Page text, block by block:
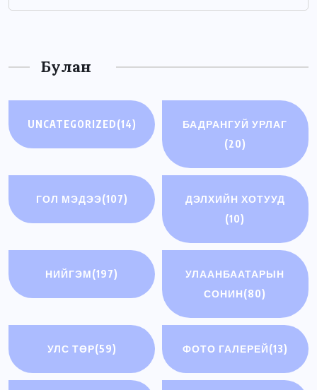
Булан
UNCATEGORIZED(14)
БАДРАНГУЙ УРЛАГ
(20)
ГОЛ МЭДЭЭ(107)
ДЭЛХИЙН ХОТУУД
(10)
НИЙГЭМ(197)
УЛААНБААТАРЫН
СОНИН(80)
УЛС ТӨР(59) ФОТО ГАЛЕРЕЙ(13)